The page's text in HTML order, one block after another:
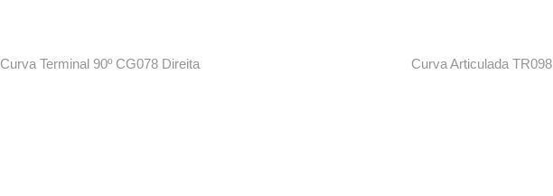
Curva Terminal 90º CG078 Direita Curva Articulada TR098